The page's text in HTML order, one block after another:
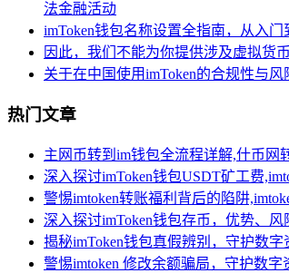
法金融活动
imToken钱包名称设置全指南，从入
因此，我们不能为你提供涉及虚拟货
关于在中国使用imToken的合规性与风
热门文章
主网币转到im钱包全流程详解,什币网
深入探讨imToken钱包USDT矿工费
警惕imtoken转账福利背后的陷阱
深入探讨imToken钱包存币，优势、
揭秘imToken钱包真假辨别，守护数
警惕imtoken 修改余额骗局，守护数